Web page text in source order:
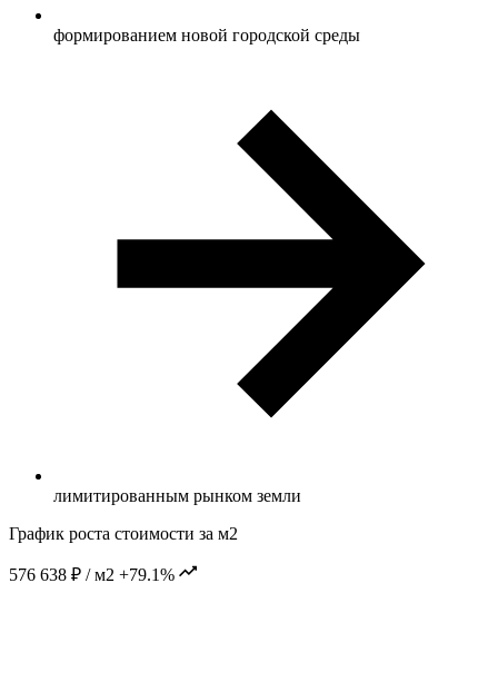
формированием новой городской среды
лимитированным рынком земли
График роста стоимости за м2
576 638 ₽ / м2 +79.1%